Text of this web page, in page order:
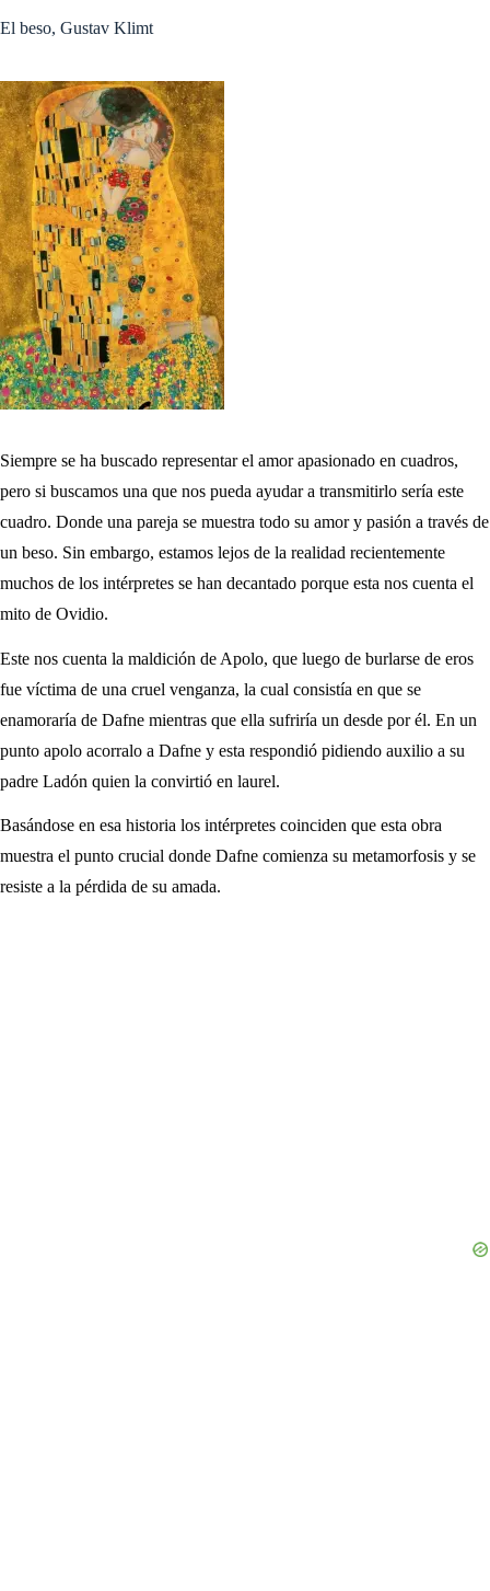
El beso, Gustav Klimt
Siempre se ha buscado representar el amor apasionado en cuadros,
pero si buscamos una que nos pueda ayudar a transmitirlo sería este
cuadro. Donde una pareja se muestra todo su amor y pasión a través de
un beso. Sin embargo, estamos lejos de la realidad recientemente
muchos de los intérpretes se han decantado porque esta nos cuenta el
mito de Ovidio.
Este nos cuenta la maldición de Apolo, que luego de burlarse de eros
fue víctima de una cruel venganza, la cual consistía en que se
enamoraría de Dafne mientras que ella sufriría un desde por él. En un
punto apolo acorralo a Dafne y esta respondió pidiendo auxilio a su
padre Ladón quien la convirtió en laurel.
Basándose en esa historia los intérpretes coinciden que esta obra
muestra el punto crucial donde Dafne comienza su metamorfosis y se
resiste a la pérdida de su amada.